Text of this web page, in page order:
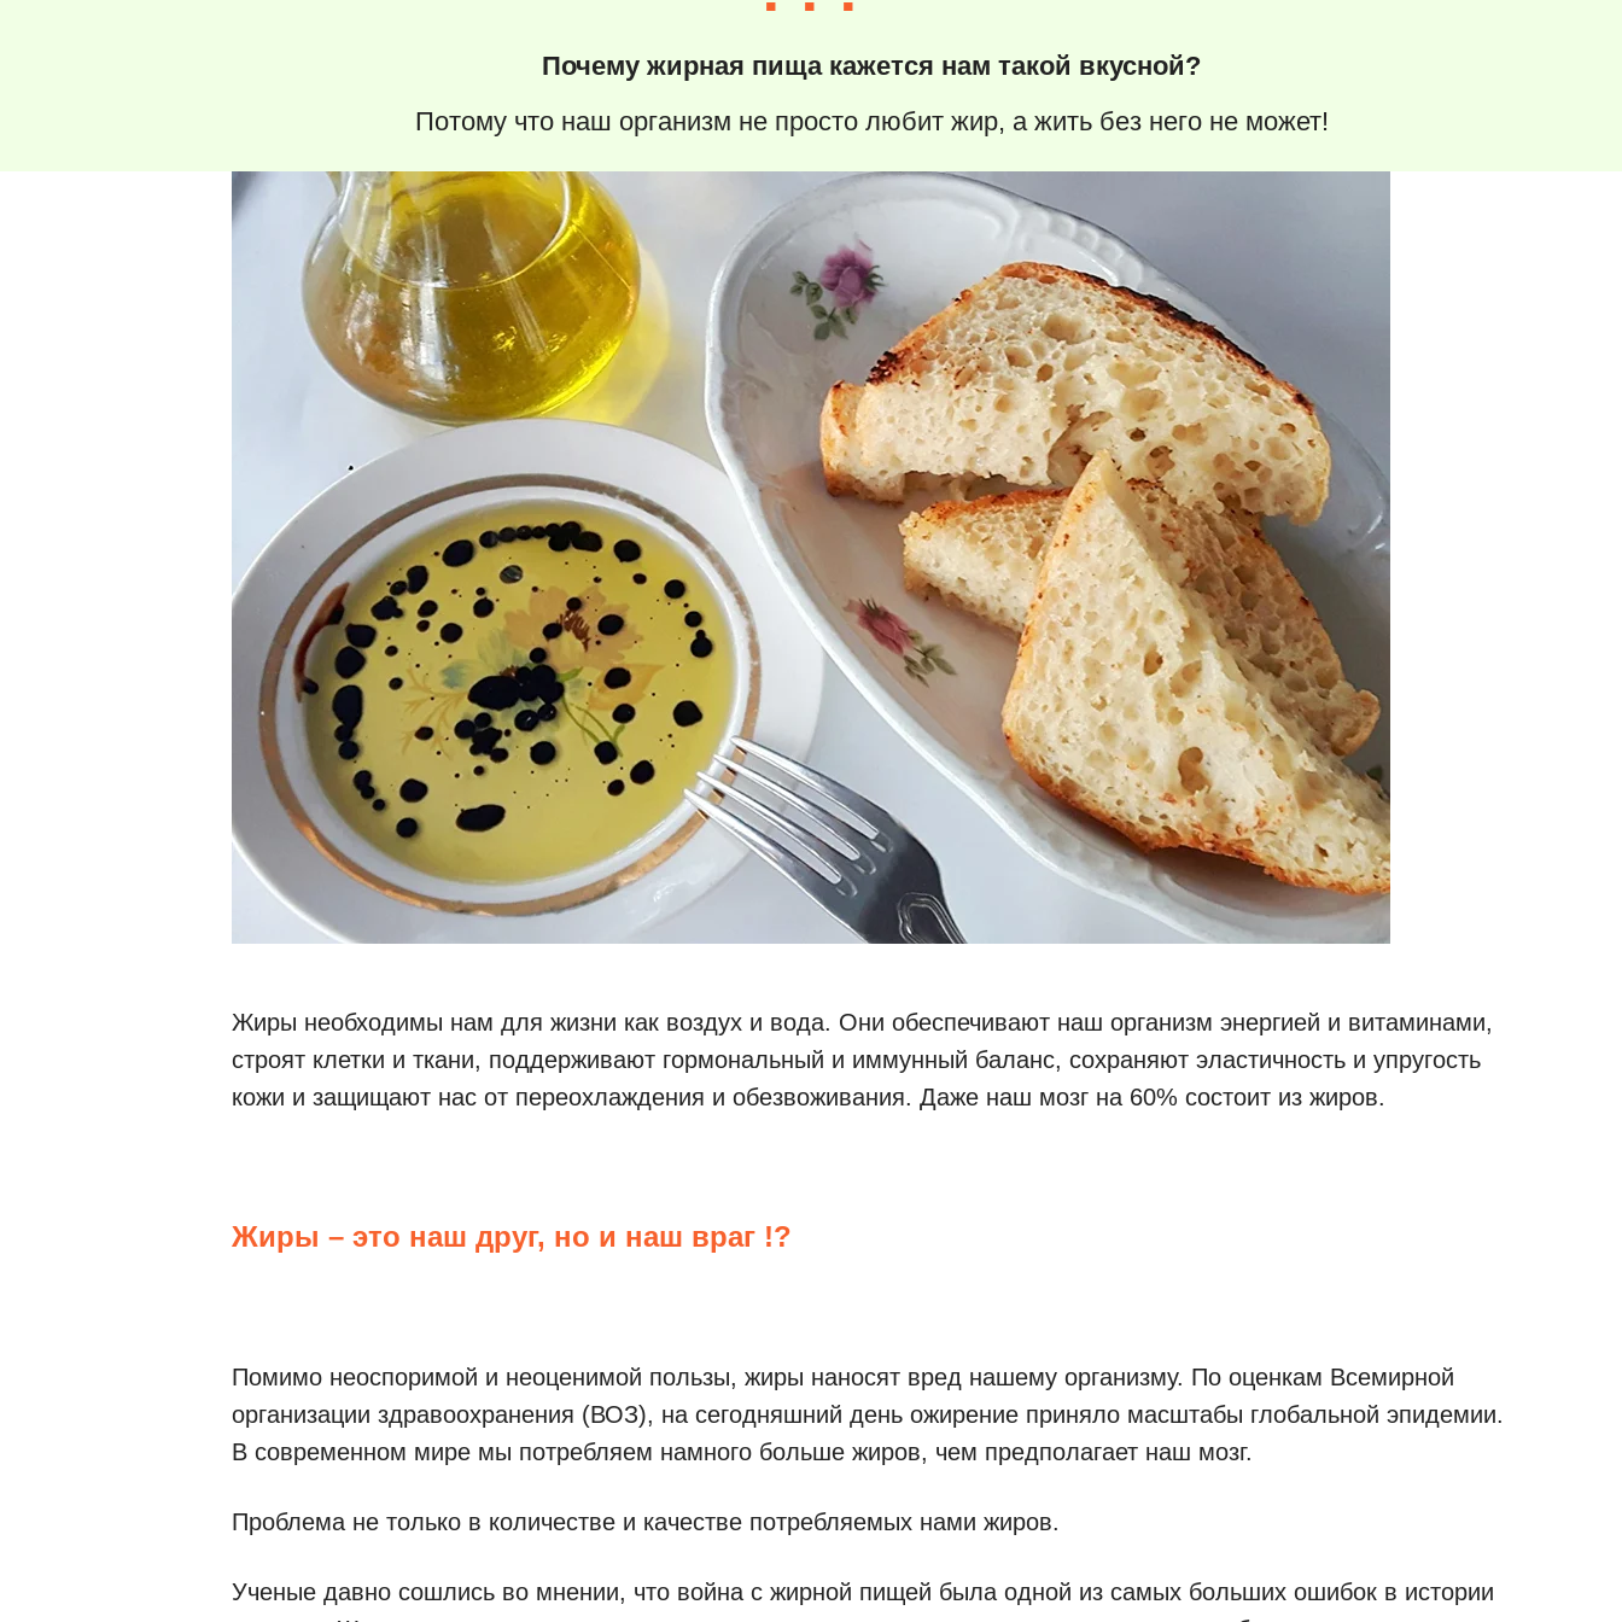
Почему жирная пища кажется нам такой вкусной?
Потому что наш организм не просто любит жир, а жить без него не может!
Жиры необходимы нам для жизни как воздух и вода. Они обеспечивают наш организм энергией и витаминами,
строят клетки и ткани, поддерживают гормональный и иммунный баланс, сохраняют эластичность и упругость
кожи и защищают нас от переохлаждения и обезвоживания. Даже наш мозг на 60% состоит из жиров.
Жиры – это наш друг, но и наш враг !?
Помимо неоспоримой и неоценимой пользы, жиры наносят вред нашему организму. По оценкам Всемирной
организации здравоохранения (ВОЗ), на сегодняшний день ожирение приняло масштабы глобальной эпидемии.
В современном мире мы потребляем намного больше жиров, чем предполагает наш мозг.
Проблема не только в количестве и качестве потребляемых нами жиров.
Ученые давно сошлись во мнении, что война с жирной пищей была одной из самых больших ошибок в истории